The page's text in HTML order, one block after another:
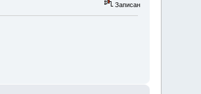
Записан